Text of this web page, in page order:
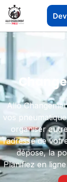
Allo
vos
organiser
l’adresse de
dépose, la
Planifiez en